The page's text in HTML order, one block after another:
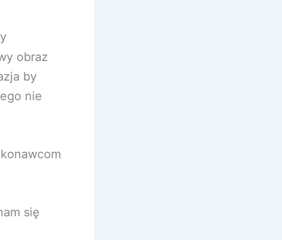
obraz
by
nie
się